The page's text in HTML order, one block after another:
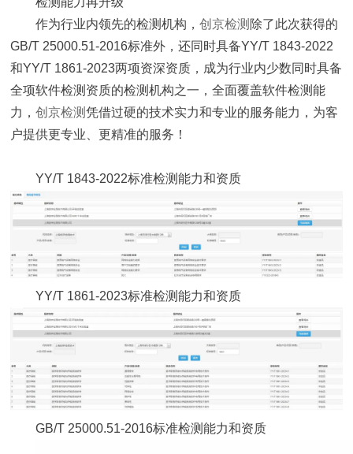
作为行业内领先的检测机构，创京检测 除了此次获得的
GB/T 25000.51-2016标准外，还同时具备YY/T 1843-2022
和YY/T 1861-2023两项资深资质，成为行业内少数同时具备
全项软件检测资质的检测机构之一，全面覆盖软件检测能
力，创京检测凭借过硬的技术实力和专业的服务能力，为客
户提供更专业、更精准的服务！
YY/T 1843-2022标准检测能力和资质
YY/T 1861-2023标准检测能力和资质
GB/T 25000.51-2016标准检测能力和资质